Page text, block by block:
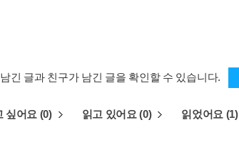
긴 글과 친구가 남긴 글을 확인할 수 있습니다.
싶어요 (0) 읽고 있어요 (0) 읽었어요 (1)